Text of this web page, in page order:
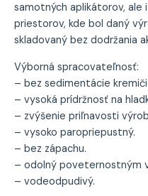
samotných aplikátorov, ale
priestorov, kde bol daný
skladovaný bez dodržania
Výborná spracovateľnosť:
– bez sedimentácie
– vysoká prídržnosť na
– zvýšenie priľnavosti
– vysoko paropriepustný.
– bez zápachu.
– odolný poveternostným
– vodeodpudivý.